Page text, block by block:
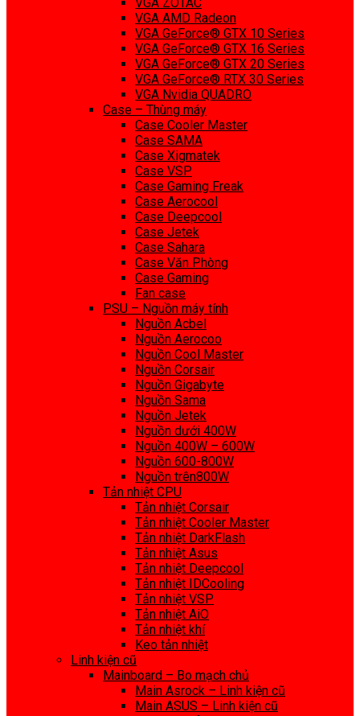
VGA AMD Radeon
VGA GeForce® GTX 10 Series
VGA GeForce® GTX 16 Series
VGA GeForce® GTX 20 Series
VGA GeForce® RTX 30 Series
VGA Nvidia QUADRO
Case – Thùng máy
Case Cooler Master
Case SAMA
Case Xigmatek
Case VSP
Case Gaming Freak
Case Aerocool
Case Deepcool
Case Jetek
Case Sahara
Case Văn Phòng
Case Gaming
Fan case
PSU – Nguồn máy tính
Nguồn Acbel
Nguồn Aerocoo
Nguồn Cool Master
Nguồn Corsair
Nguồn Gigabyte
Nguồn Sama
Nguồn Jetek
Nguồn dưới 400W
Nguồn 400W – 600W
Nguồn 600-800W
Nguồn trên800W
Tản nhiệt CPU
Tản nhiệt Corsair
Tản nhiệt Cooler Master
Tản nhiệt DarkFlash
Tản nhiệt Asus
Tản nhiệt Deepcool
Tản nhiệt IDCooling
Tản nhiệt VSP
Tản nhiệt AiO
Tản nhiệt khí
Keo tản nhiệt
Linh kiện cũ
Mainboard – Bo mạch chủ
Main Asrock – Linh kiện cũ
Main ASUS – Linh kiện cũ